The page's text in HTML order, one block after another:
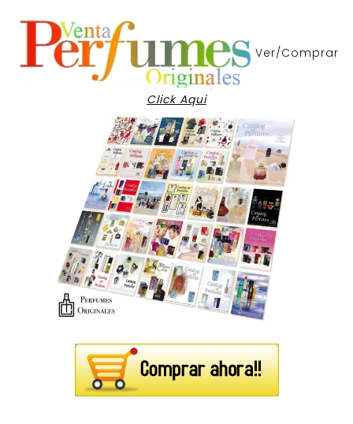
Ver/Comprar
Click Aqui